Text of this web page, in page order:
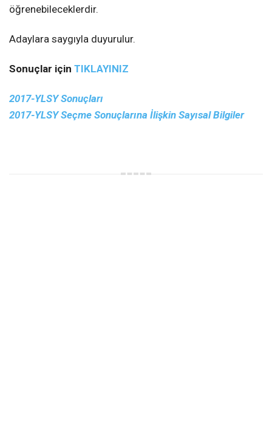
öğrenebileceklerdir.
Adaylara saygıyla duyurulur.
Sonuçlar için TIKLAYINIZ
2017-YLSY Sonuçları
2017-YLSY Seçme Sonuçlarına İlişkin Sayısal Bilgiler